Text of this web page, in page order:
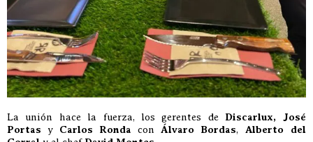
La unión hace la fuerza, los gerentes de Discarlux, José
Portas y Carlos Ronda con Álvaro Bordas, Alberto del